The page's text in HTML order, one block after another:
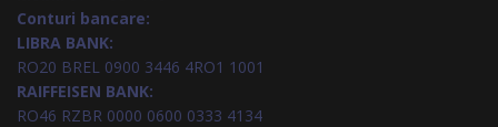
Conturi bancare:
LIBRA BANK:
RO20 BREL 0900 3446 4RO1 1001
RAIFFEISEN BANK:
RO46 RZBR 0000 0600 0333 4134